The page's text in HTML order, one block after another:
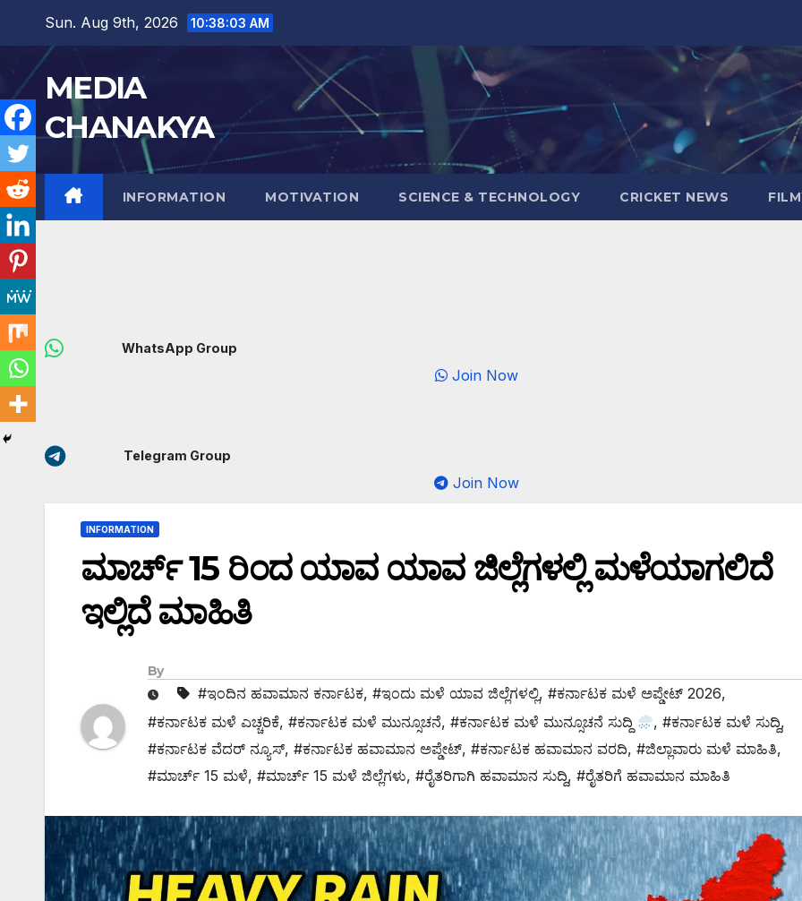
Sun. Aug 9th, 2026 10:38:04 AM
MEDIA
CHANAKYA
INFORMATION MOTIVATION SCIENCE & TECHNOLOGY CRICKET NEWS
WhatsApp Group
Join Now
Telegram Group
Join Now
INFORMATION
ಮಾರ್ಚ್ 15 ರಿಂದ ಯಾವ ಯಾವ ಜಿಲ್ಲೆಗಳಲ್ಲಿ ಮಳೆಯಾಗಲಿದೆ
ಇಲ್ಲಿದೆ ಮಾಹಿತಿ
By
#ಇಂದಿನ ಹವಾಮಾನ ಕರ್ನಾಟಕ, #ಇಂದು ಮಳೆ ಯಾವ ಜಿಲ್ಲೆಗಳಲ್ಲಿ, #ಕರ್ನಾಟಕ ಮಳೆ ಅಪ್ಡೇಟ್ 2026,
#ಕರ್ನಾಟಕ ಮಳೆ ಎಚ್ಚರಿಕೆ, #ಕರ್ನಾಟಕ ಮಳೆ ಮುನ್ಸೂಚನೆ, #ಕರ್ನಾಟಕ ಮಳೆ ಮುನ್ಸೂಚನೆ ಸುದ್ದಿ ,#ಕರ್ನಾಟಕ ಮಳೆ ಸುದ್ದಿ,
#ಕರ್ನಾಟಕ ವೆದರ್ ನ್ಯೂಸ್, #ಕರ್ನಾಟಕ ಹವಾಮಾನ ಅಪ್ಡೇಟ್, #ಕರ್ನಾಟಕ ಹವಾಮಾನ ವರದಿ, #ಜಿಲ್ಲಾವಾರು ಮಳೆ ಮಾಹಿತಿ,
#ಮಾರ್ಚ್ 15 ಮಳೆ, #ಮಾರ್ಚ್ 15 ಮಳೆ ಜಿಲ್ಲೆಗಳು, #ರೈತರಿಗಾಗಿ ಹವಾಮಾನ ಸುದ್ದಿ, #ರೈತರಿಗೆ ಹವಾಮಾನ ಮಾಹಿತಿ